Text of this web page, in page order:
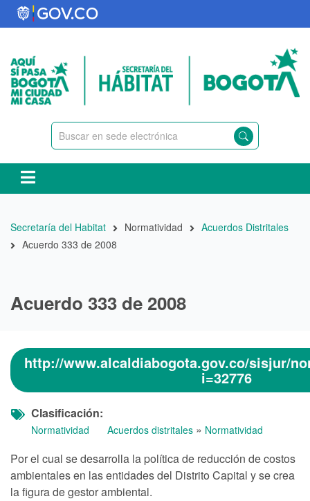
Pasar
al
principal
Ruta
de
Secretaría del Habitat Normatividad
Acuerdos Distritales
Acuerdo 333 de 2008
Acuerdo 333 de 2008
http://www.alcaldiabogota.gov.co/sisjur/
i=32776
Clasificación
Normatividad Acuerdos distritales » Normatividad
Por el cual se desarrolla la política de reducción de costos
ambientales en las entidades del Distrito Capital y se crea
la figura de gestor ambiental.